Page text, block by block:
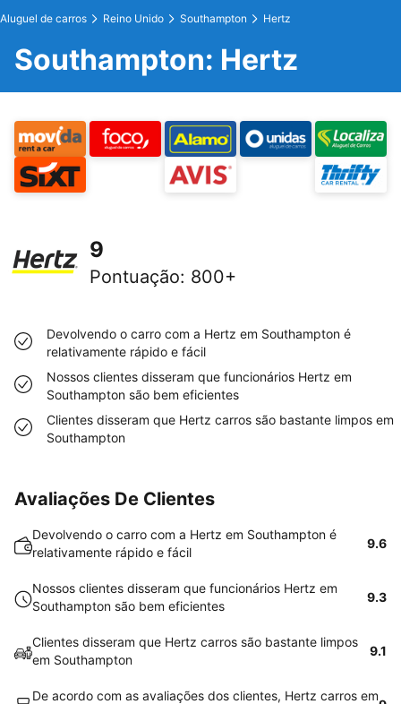
Aluguel de carros Reino Unido Southampton Hertz
Southampton: Hertz
9
Pontuação: 800+
Devolvendo o carro com a Hertz em Southampton é
relativamente rápido e fácil
Nossos clientes disseram que funcionários Hertz em
Southampton são bem eficientes
Clientes disseram que Hertz carros são bastante limpos em
Southampton
Avaliações De Clientes
Devolvendo o carro com a Hertz em Southampton é
relativamente rápido e fácil
9.6
Nossos clientes disseram que funcionários Hertz em
Southampton são bem eficientes
9.3
Clientes disseram que Hertz carros são bastante limpos
em Southampton
9.1
De acordo com as avaliações dos clientes, Hertz carros em